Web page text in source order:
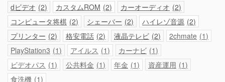
dビデオ 2 カスタムROM 2 カーオーディオ 2
コンピュータ将棋 2 シェーバー 2 ハイレゾ音源 2
プリンター 2 格安電話 2 液晶テレビ 2 2chmate 1
PlayStation3 1 アイルス 1 カーナビ 1
ビデオパス
1 公共料金 1 年金 1 資産運用 1
食洗機 1